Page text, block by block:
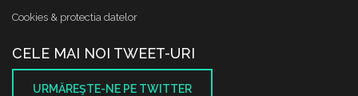
Cookies & protectia datelor
CELE MAI NOI TWEET-URI
URMĂREŞTE-NE PE TWITTER